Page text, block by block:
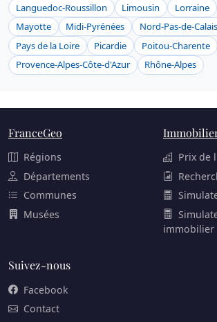
Languedoc-Roussillon
Limousin Lorraine
Mayotte
Midi-Pyrénées
Nord-Pas-de-Calais
Pays de la Loire
Picardie
Poitou-Charente
Provence-Alpes-Côte-d'Azur
Rhône-Alpes
FranceGeo
Régions
Départements
Communes
Musées
Prix de
immobilier
Suivez-nous
Facebook
Contact